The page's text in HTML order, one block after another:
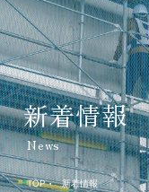
メンテナンス工事
会社案内
代表挨拶・会社概要
会社沿革
新着情報
News
TOP 新着情報